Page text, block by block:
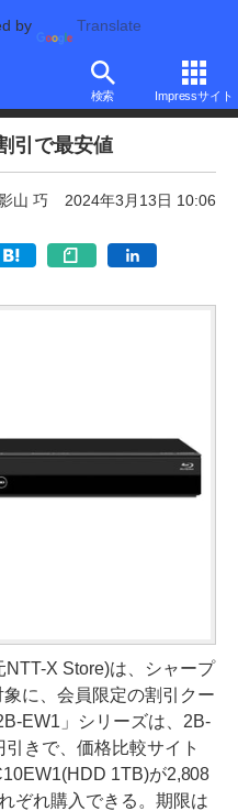
by Translate
検索 Impressサイト
引で最安値
山 巧 2024年3月13日 10:06
X Store)は、シャープ
に、会員限定の割引クー
EW1」シリーズは、2B-
きで、価格比較サイト
1TB)が2,808
ぞれ購入できる。期限は